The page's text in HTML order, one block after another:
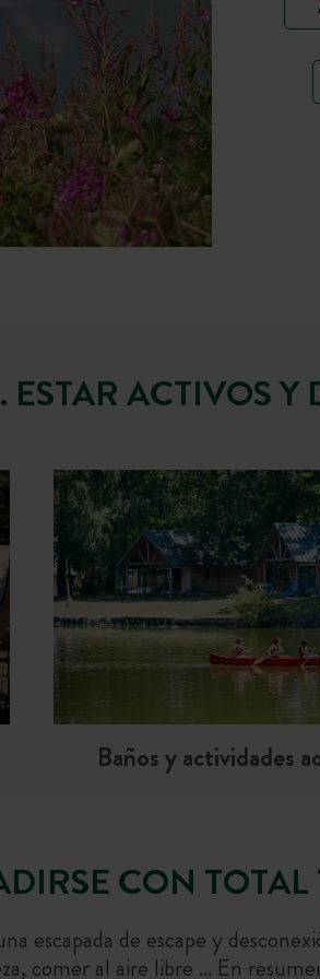
ESTAR ACTIVOS Y
Baños y actividades
CON
escapada de escape y
comer al aire libre … En